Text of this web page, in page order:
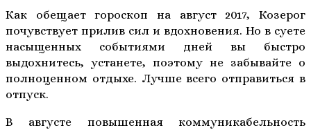
Как обещает гороскоп на август 2017, Козерог
почувствует прилив сил и вдохновения. Но в суете
насыщенных событиями дней вы быстро
выдохнитесь, устанете, поэтому не забывайте о
полноценном отдыхе. Лучше всего отправиться в
отпуск.
В августе повышенная коммуникабельность